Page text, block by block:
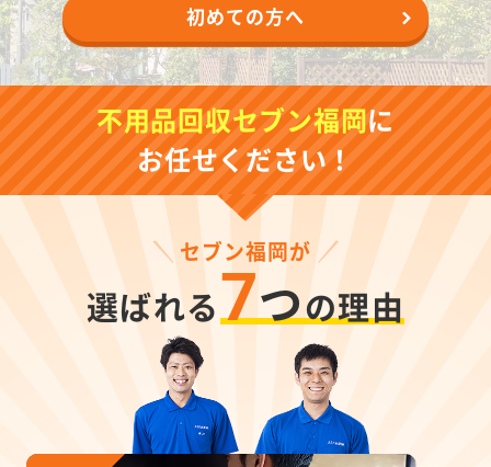
初めての方へ
不用品回収セブン福岡に
お任せください！
セブン福岡が
選ばれる7つの理由